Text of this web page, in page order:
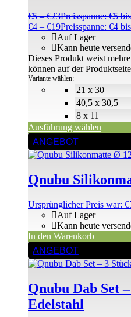
€5 –€23Preisspanne: €5
€4 – €19Preisspanne: €4
21 x 30
40,5 x 30,5
8 x 11
Auf Lager
Kann heute
Variante wählen:
Ausführung wählen
Dieses Produkt weist
können auf der
ANGEBOT
Qnubu
Ursprünglicher Preis war:
Auf Lager
Kann heute
In den Warenkorb
ANGEBOT
Qnubu Dab Set
Edelstahl